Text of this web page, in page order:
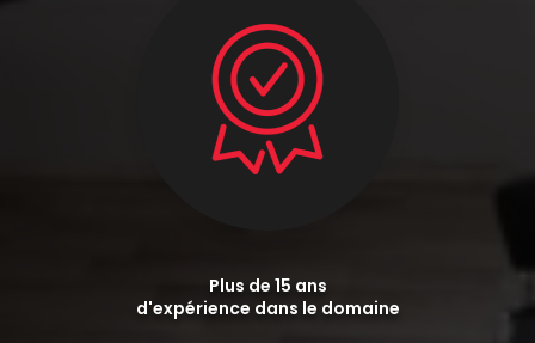
Plus de 15 ans
d'expérience dans le domaine